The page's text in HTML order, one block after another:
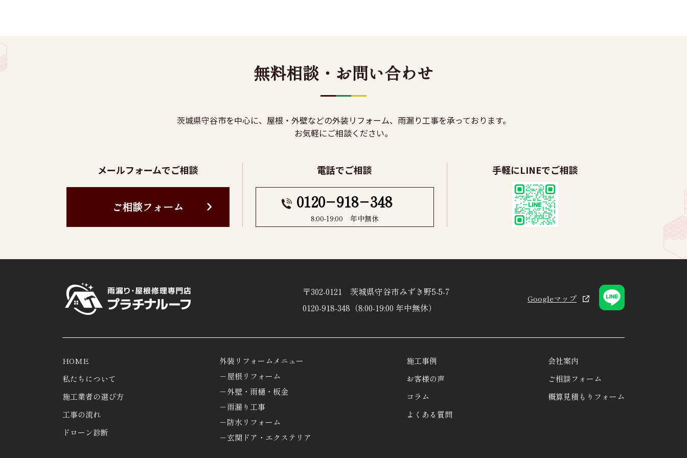
無料相談・お問い合わせ
茨城県守谷市を中心に、屋根・外壁などの外装リフォーム、雨漏り工事を承っております。
お気軽にご相談ください。
メールフォームでご相談
ご相談フォーム
電話でご相談
0120−918−348
8:00-19:00 年中無休
手軽にLINEでご相談
〒302-0121 茨城県守谷市みずき野5-5-7
0120-918-348（8:00-19:00 年中無休）
Googleマップ
HOME
私たちについて
施工業者の選び方
工事の流れ
ドローン診断
外装リフォームメニュー
－屋根リフォーム
－外壁・雨樋・板金
－雨漏り工事
－防水リフォーム
－玄関ドア・エクステリア
施工事例
お客様の声
コラム
よくある質問
会社案内
ご相談フォーム
概算見積もりフォーム